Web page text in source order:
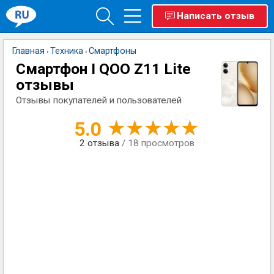
Написать отзыв
Главная › Техника › Смартфоны
Смартфон I QOO Z11 Lite
отзывы
Отзывы покупателей и пользователей
5.0
2 отзыва / 18 просмотров